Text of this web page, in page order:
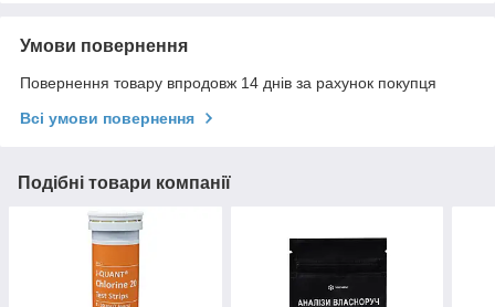
Умови повернення
Повернення товару впродовж 14 днів за рахунок покупця
Всі умови повернення
Подібні товари компанії